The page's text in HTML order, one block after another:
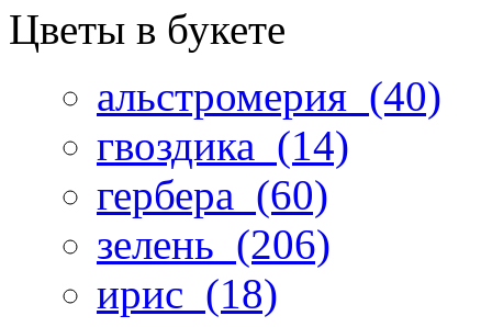
Цветы в букете
альстромерия (40)
гвоздика (14)
гербера (60)
зелень (206)
ирис (18)